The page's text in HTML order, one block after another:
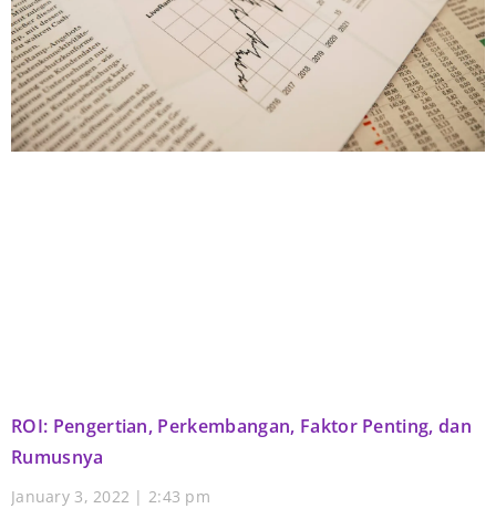
ROI: Pengertian, Perkembangan, Faktor Penting, dan
Rumusnya
January 3, 2022
2:43 pm